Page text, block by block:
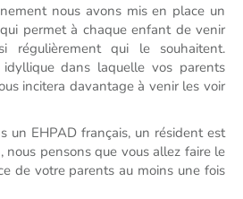
nous avons mis en place un
permet à chaque enfant de venir
régulièrement qui le souhaitent.
dans laquelle vos parents
incitera davantage à venir les voir
un EHPAD français, un résident est
nous pensons que vous allez faire le
de votre parents au moins une fois